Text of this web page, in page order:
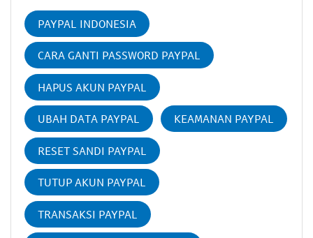
PAYPAL INDONESIA
CARA GANTI PASSWORD PAYPAL
HAPUS AKUN PAYPAL
UBAH DATA PAYPAL KEAMANAN PAYPAL
RESET SANDI PAYPAL
TUTUP AKUN PAYPAL
TRANSAKSI PAYPAL